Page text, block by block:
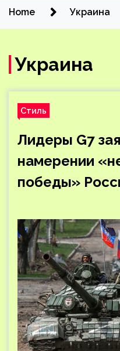
Home Украина
Украина
Стиль
Лидеры G7
намерении
победы»